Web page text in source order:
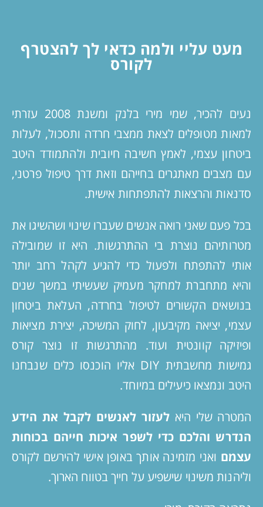
מעט עליי ולמה כדאי לך להצטרף
לקורס
נעים להכיר, שמי מירי בלנק ומשנת 2008 עזרתי
למאות מטופלים לצאת ממצבי חרדה ותסכול, לעלות
ביטחון עצמי, לאמץ חשיבה חיובית ולהתמודד היטב
עם מצבים מאתגרים בחייהם וזאת דרך טיפול פרטני,
סדנאות והרצאות להתפתחות אישית.
בכל פעם שאני רואה אנשים שעברו שינוי ושהשיגו את
מטרותיהם נוצרת בי ההתרגשות. היא זו שמובילה
אותי להתפתח ולפעול כדי להגיע לקהל רחב יותר
והיא מתחברת למחקר מעמיק שעשיתי במשך שנים
בנושאים הקשורים לטיפול בחרדה, העלאת ביטחון
עצמי, יציאה מקיבעון, לחוק המשיכה, יצירת מציאות
ופיזיקה קוונטית ועוד. מהתרגשות זו נוצר קורס
גמישות מחשבתית DIY אליו הוכנסו כלים שנבחנו
היטב ונמצאו כיעילים במיוחד.
המטרה שלי היא לעזור לאנשים לקבל את הידע
הנדרש והלכם כדי לשפר איכות חייהם בכוחות
עצמם ואני מזמינה אותך באופן אישי להירשם לקורס
וליהנות משינוי שישפיע על חייך בטווח הארוך.